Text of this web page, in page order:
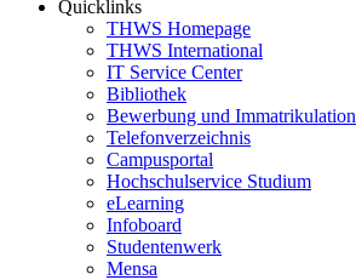
Quicklinks
THWS Homepage
THWS International
IT Service Center
Bibliothek
Bewerbung und Immatrikulation
Telefonverzeichnis
Campusportal
Hochschulservice Studium
eLearning
Infoboard
Studentenwerk
Mensa